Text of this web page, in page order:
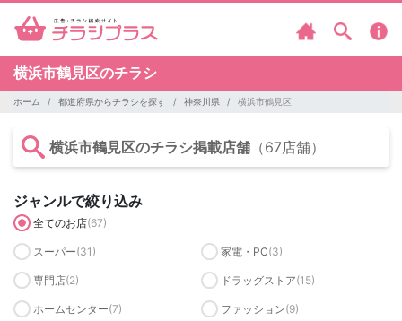
横浜市鶴見区のチラシ
ホーム 都道府県からチラシを探す 神奈川県 横浜市鶴見区
横浜市鶴見区のチラシ掲載店舗 （67店舗）
ジャンルで絞り込み
全てのお店(67)
スーパー(31) 家電・PC(3)
専門店(2) ドラッグストア(15)
ホームセンター(7) ファッション(9)